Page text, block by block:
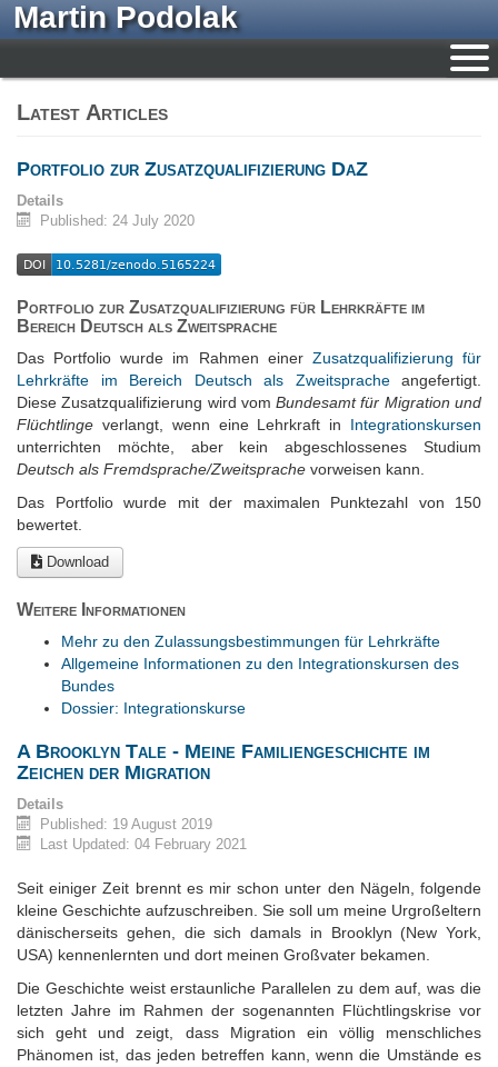
Martin Podolak
Latest Articles
Portfolio zur Zusatzqualifizierung DaZ
Details
Published: 24 July 2020
Portfolio zur Zusatzqualifizierung für Lehrkräfte im
Bereich Deutsch als Zweitsprache
Das Portfolio wurde im Rahmen einer Zusatzqualifizierung für
Lehrkräfte im Bereich Deutsch als Zweitspracheangefertigt.
Diese Zusatzqualifizierung wird vomBundesamt für Migration und
Flüchtlinge verlangt, wenn eine Lehrkraft in Integrationskursen
unterrichten möchte, aber kein abgeschlossenes Studium
Deutsch als Fremdsprache/Zweitsprache vorweisen kann.
Das Portfolio wurde mit der maximalen Punktezahl von 150
bewertet.
Download
Weitere Informationen
Mehr zu den Zulassungsbestimmungen für Lehrkräfte
Allgemeine Informationen zu den Integrationskursen des
Bundes
Dossier: Integrationskurse
A Brooklyn Tale - Meine Familiengeschichte im
Zeichen der Migration
Details
Published: 19 August 2019
Last Updated: 04 February 2021
Seit einiger Zeit brennt es mir schon unter den Nägeln, folgende
kleine Geschichte aufzuschreiben. Sie soll um meine Urgroßeltern
dänischerseits gehen, die sich damals in Brooklyn (New York,
USA) kennenlernten und dort meinen Großvater bekamen.
Die Geschichte weist erstaunliche Parallelen zu dem auf, was die
letzten Jahre im Rahmen der sogenannten Flüchtlingskrise vor
sich geht und zeigt, dass Migration ein völlig menschliches
Phänomen ist, das jeden betreffen kann, wenn die Umstände es